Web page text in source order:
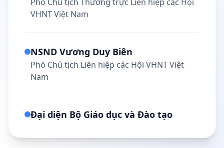
VHNT Việt Nam
NSND Vương Duy Biên
Phó Chủ tịch Liên hiệp các Hội VHNT Việt
Nam
Đại diện Bộ Giáo dục và Đào tạo